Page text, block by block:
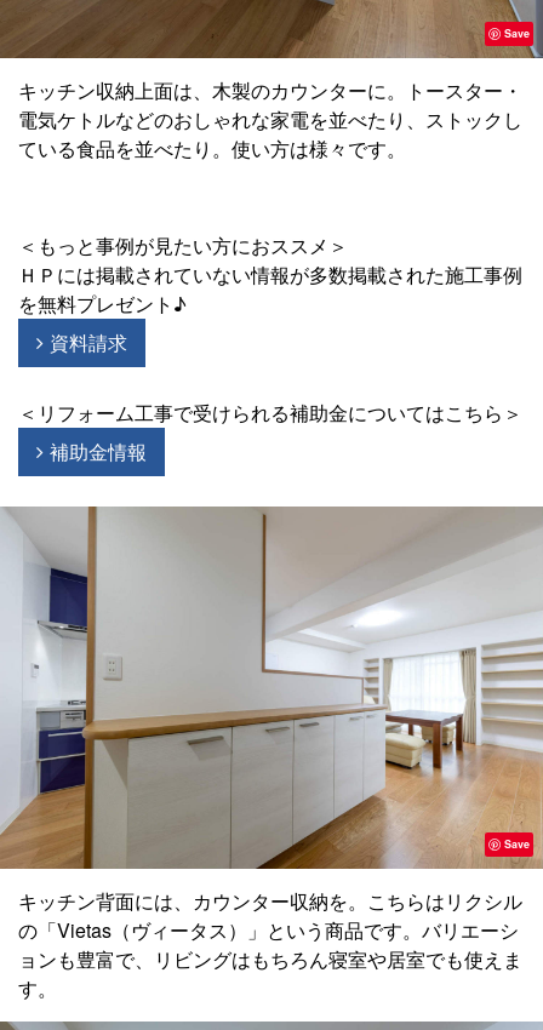
Save
キッチン収納上面は、木製のカウンターに。トースター・
電気ケトルなどのおしゃれな家電を並べたり、ストックし
ている食品を並べたり。使い方は様々です。
＜もっと事例が見たい方におススメ＞
ＨＰには掲載されていない情報が多数掲載された施工事例
を無料プレゼント♪
資料請求
＜リフォーム工事で受けられる補助金についてはこちら＞
補助金情報
Save
キッチン背面には、カウンター収納を。こちらはリクシル
の「Vietas（ヴィータス）」という商品です。バリエーシ
ョンも豊富で、リビングはもちろん寝室や居室でも使えま
す。